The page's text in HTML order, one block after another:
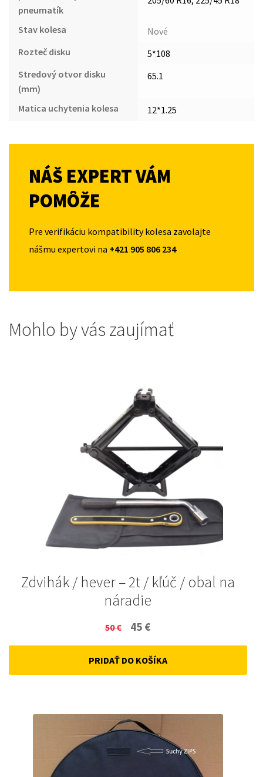
pneumatík
Stav kolesa
Nové
Rozteč disku
5*108
Stredový otvor disku
(mm)
65.1
Matica uchytenia kolesa 12*1.25
NÁŠ EXPERT VÁM
POMÔŽE
Pre verifikáciu kompatibility kolesa zavolajte
nášmu expertovi na +421 905 806 234
Mohlo by vás zaujímať
Zdvihák / hever – 2t / kľúč / obal na
náradie
50€
Original
price
was:
45 €
price
is:
PRIDAŤ DO KOŠÍKA